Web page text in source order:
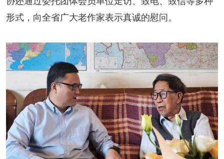
新书快讯
入会须知 会员管理 文学奖项 报刊联盟
四川文学 星星诗刊 当代文坛 四川作家报
公告公示
公告公示 讣告 征稿启事 新会员发展名单
形式，向全省广大老作家表示真诚的慰问。